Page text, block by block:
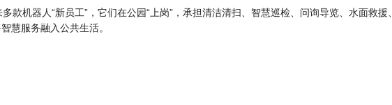
款机器人“新员工”，它们在公园“上岗”，承担清洁清扫、智慧巡检、问询导览、水面救援
慧服务融入公共生活。